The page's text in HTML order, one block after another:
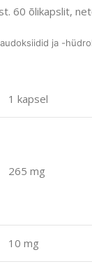
60 õlikapslit,
ja -
1 kapsel
265 mg
10 mg